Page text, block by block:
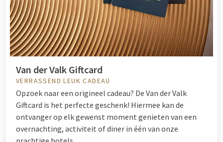
Van der Valk Giftcard
VERRASSEND LEUK CADEAU
Opzoek naar een origineel cadeau? De Van der Valk
Giftcard is het perfecte geschenk! Hiermee kan de
ontvanger op elk gewenst moment genieten van een
overnachting, activiteit of diner in één van onze